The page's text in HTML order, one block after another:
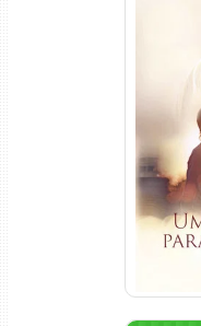
Uma
Torrent